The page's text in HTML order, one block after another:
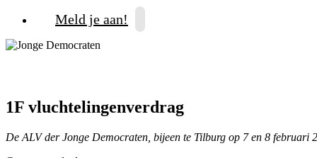
Meld je aan!
1F vluchtelingenverdrag
De ALV der Jonge Democraten, bijeen te Tilburg op 7 en 8 februari